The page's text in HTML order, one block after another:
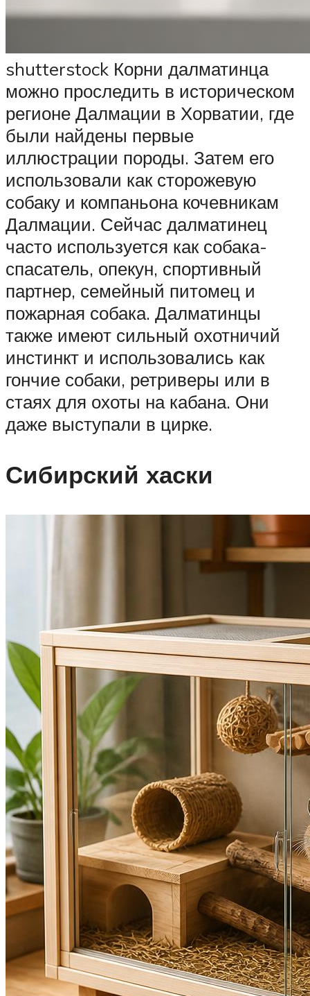
shutterstock Корни далматинца
можно проследить в историческом
регионе Далмации в Хорватии, где
были найдены первые
иллюстрации породы. Затем его
использовали как сторожевую
собаку и компаньона кочевникам
Далмации. Сейчас далматинец
часто используется как собака-
спасатель, опекун, спортивный
партнер, семейный питомец и
пожарная собака. Далматинцы
также имеют сильный охотничий
инстинкт и использовались как
гончие собаки, ретриверы или в
стаях для охоты на кабана. Они
даже выступали в цирке.
Сибирский хаски